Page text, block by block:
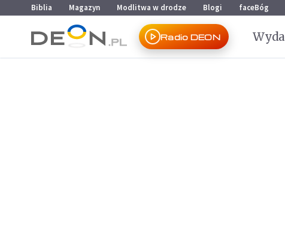
Przejdź do menu głównego
Przejdź do treści
Biblia Magazyn Modlitwa w drodze Blogi faceBóg
Radio DEON